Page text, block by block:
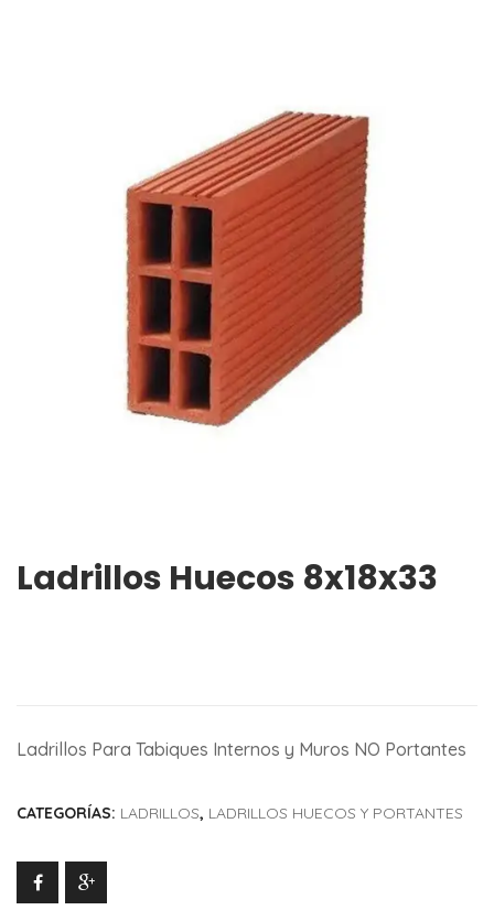
Ladrillos Huecos 8x18x33
Ladrillos Para Tabiques Internos y Muros NO Portantes
CATEGORÍAS: LADRILLOS, LADRILLOS HUECOS Y PORTANTES